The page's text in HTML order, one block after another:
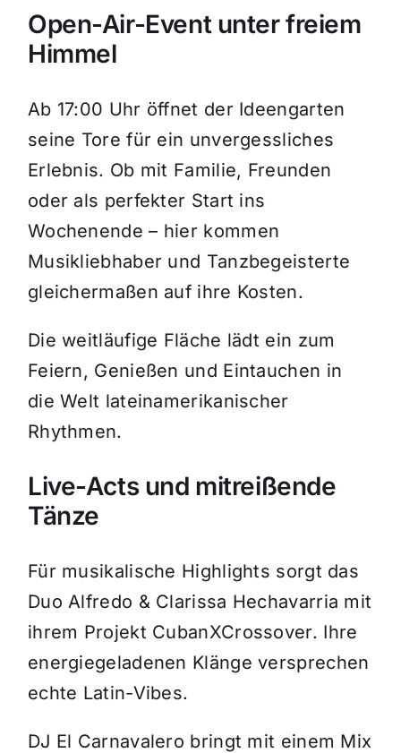
Open-Air-Event unter freiem
Himmel
Ab 17:00 Uhr öffnet der Ideengarten
seine Tore für ein unvergessliches
Erlebnis. Ob mit Familie, Freunden
oder als perfekter Start ins
Wochenende – hier kommen
Musikliebhaber und Tanzbegeisterte
gleichermaßen auf ihre Kosten.
Die weitläufige Fläche lädt ein zum
Feiern, Genießen und Eintauchen in
die Welt lateinamerikanischer
Rhythmen.
Live-Acts und mitreißende
Tänze
Für musikalische Highlights sorgt das
Duo Alfredo & Clarissa Hechavarria mit
ihrem Projekt CubanXCrossover. Ihre
energiegeladenen Klänge versprechen
echte Latin-Vibes.
DJ El Carnavalero bringt mit einem Mix